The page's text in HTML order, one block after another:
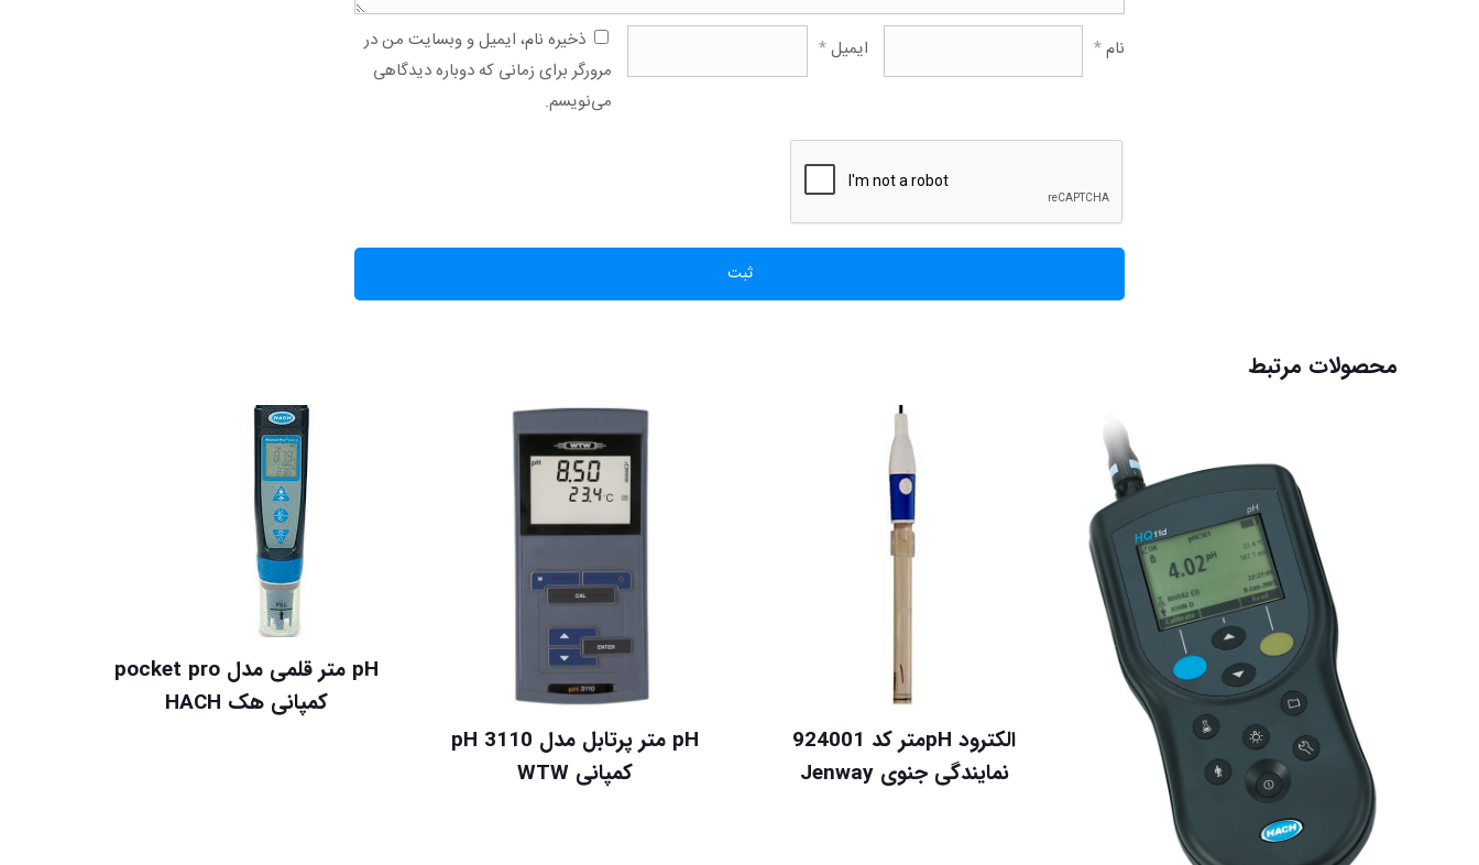
نام* ایمیل*
ذخیره نام، ایمیل و وبسایت من در
مرورگر برای زمانی که دوباره دیدگاهی
می‌نویسم.
محصولات مرتبط
الکترود pHمتر کد 924001
نمایندگی جنوی Jenway
pH متر پرتابل مدل pH 3110
کمپانی WTW
pH متر قلمی مدل pocket pro
کمپانی هک HACH